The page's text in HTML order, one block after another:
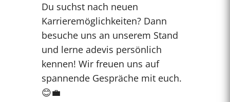
Du suchst nach neuen
Karrieremöglichkeiten? Dann
besuche uns an unserem Stand
und lerne adevis persönlich
kennen! Wir freuen uns auf
spannende Gespräche mit euch.
😊💼